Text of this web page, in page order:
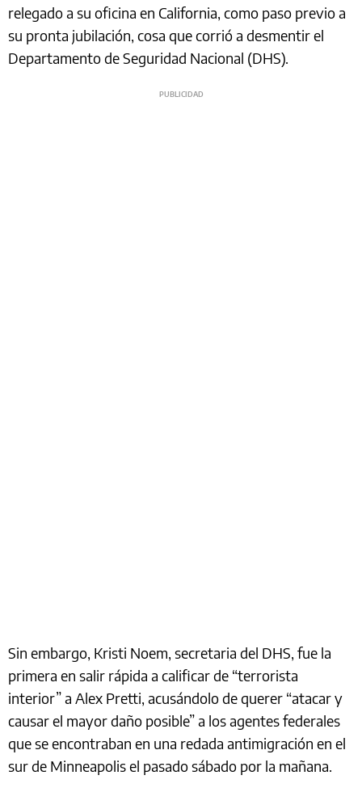
relegado a su oficina en California, como paso previo a
su pronta jubilación, cosa que corrió a desmentir el
Departamento de Seguridad Nacional (DHS).
Sin embargo, Kristi Noem, secretaria del DHS, fue la
primera en salir rápida a calificar de “terrorista
interior” a Alex Pretti, acusándolo de querer “atacar y
causar el mayor daño posible” a los agentes federales
que se encontraban en una redada antimigración en el
sur de Minneapolis el pasado sábado por la mañana.